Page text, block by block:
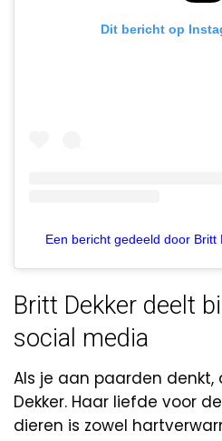
Dit bericht op
Een bericht gedeeld door
Britt Dekker deelt
social media
Als je aan paarden denkt,
Dekker. Haar liefde voor
dieren is zowel